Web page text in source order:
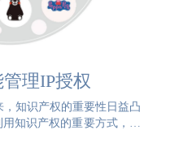
理IP授权
知识产权的重要性日益凸
知识产权的重要方式，其
法使用与保护。在这一背